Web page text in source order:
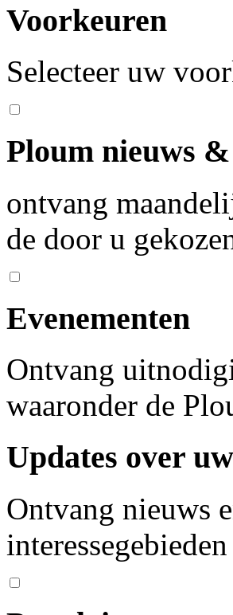
Voorkeuren
Selecteer uw
Ploum nieuws
ontvang
de door u
Evenementen
Ontvang
waaronder de
Updates over
Ontvang nieuws
interessegebieden